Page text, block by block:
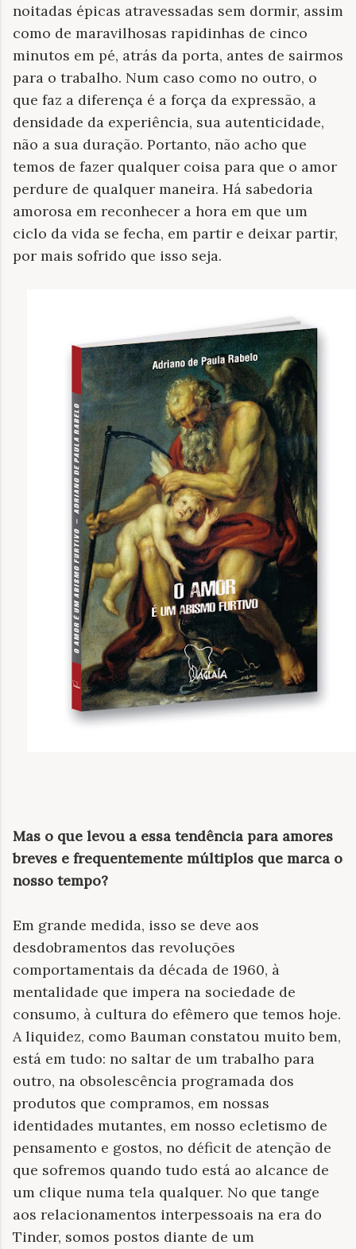
noitadas épicas atravessadas sem dormir, assim
como de maravilhosas rapidinhas de cinco
minutos em pé, atrás da porta, antes de sairmos
para o trabalho. Num caso como no outro, o
que faz a diferença é a força da expressão, a
densidade da experiência, sua autenticidade,
não a sua duração. Portanto, não acho que
temos de fazer qualquer coisa para que o amor
perdure de qualquer maneira. Há sabedoria
amorosa em reconhecer a hora em que um
ciclo da vida se fecha, em partir e deixar partir,
por mais sofrido que isso seja.
Mas o que levou a essa tendência para amores
breves e frequentemente múltiplos que marca o
nosso tempo?
Em grande medida, isso se deve aos
desdobramentos das revoluções
comportamentais da década de 1960, à
mentalidade que impera na sociedade de
consumo, à cultura do efêmero que temos hoje.
A liquidez, como Bauman constatou muito bem,
está em tudo: no saltar de um trabalho para
outro, na obsolescência programada dos
produtos que compramos, em nossas
identidades mutantes, em nosso ecletismo de
pensamento e gostos, no déficit de atenção de
que sofremos quando tudo está ao alcance de
um clique numa tela qualquer. No que tange
aos relacionamentos interpessoais na era do
Tinder, somos postos diante de um